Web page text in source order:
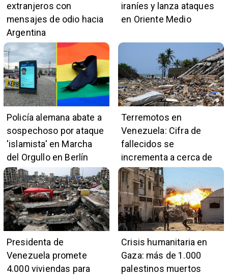
extranjeros con
mensajes de odio hacia
Argentina
iraníes y lanza ataques
en Oriente Medio
Policía alemana abate a
sospechoso por ataque
'islamista' en Marcha
del Orgullo en Berlín
Terremotos en
Venezuela: Cifra de
fallecidos se
incrementa a cerca de
5.400
Presidenta de
Venezuela promete
4.000 viviendas para
Crisis humanitaria en
Gaza: más de 1.000
palestinos muertos